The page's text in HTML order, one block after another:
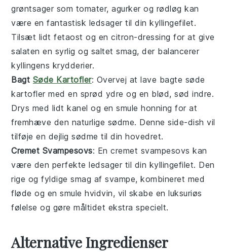
grøntsager som tomater, agurker og rødløg kan
være en fantastisk ledsager til din kyllingefilet.
Tilsæt lidt fetaost og en citron-dressing for at give
salaten en syrlig og saltet smag, der balancerer
kyllingens krydderier.
Bagt Søde Kartofler: Overvej at lave bagte søde
kartofler med en sprød ydre og en blød, sød indre.
Drys med lidt kanel og en smule honning for at
fremhæve den naturlige sødme. Denneside-dish vil
tilføje en dejlig sødme til din hovedret.
Cremet Svampesovs: Encremet svampesovs kan
være den perfekte ledsager til din kyllingefilet. Den
rige og fyldige smag af svampe, kombineret med
fløde og en smule hvidvin, vil skabe en luksuriøs
følelse og gøre måltidet ekstra specielt.
Alternative Ingredienser